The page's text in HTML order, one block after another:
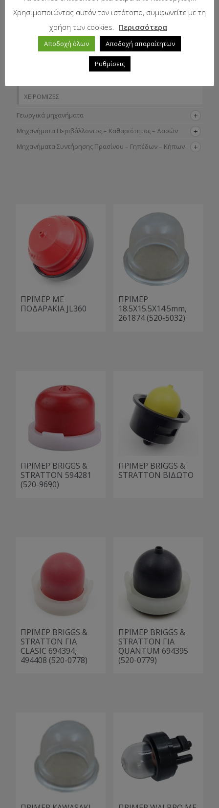
ΦΛΑΝΤΖΕΣ
ΦΡΕΝΑ
ΧΕΙΡΟΜΙΖΕΣ
Γεωργικά μηχανήματα
Μηχανήματα Περιβάλλοντος – Καθαριότητας – Δασών
Μηχανήματα Συντήρησης Πρασίνου – Γηπέδων – Κήπων
ΠΡΙΜΕΡ ΜΕ
ΠΟΔΑΡΑΚΙΑ JL360
ΠΡΙΜΕΡ
18.5Χ15.5Χ14.5mm,
261874 (520-5032)
ΠΡΙΜΕΡ BRIGGS &
STRATTON 594281
(520-9690)
ΠΡΙΜΕΡ BRIGGS &
STRATTON ΒΙΔΩΤΟ
ΠΡΙΜΕΡ BRIGGS &
STRATTON ΓΙΑ
CLASIC 694394,
494408 (520-0778)
ΠΡΙΜΕΡ BRIGGS &
STRATTON ΓΙΑ
QUANTUM 694395
(520-0779)
Χρησιμοποιώντας αυτόν τον ιστότοπο, συμφωνείτε με τη
χρήση των cookies.
Περισσότερα
Αποδοχή όλων Αποδοχή απαραίτητων
Ρυθμίσεις